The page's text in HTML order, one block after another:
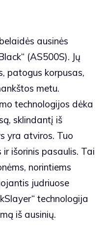
ausinės
(AS500S). Jų
patogus korpusas,
metu.
technologijos dėka
sklindantį iš
yra atviros. Tuo
išorinis pasaulis. Tai
norintiems
judriuose
technologija
iš ausinių.